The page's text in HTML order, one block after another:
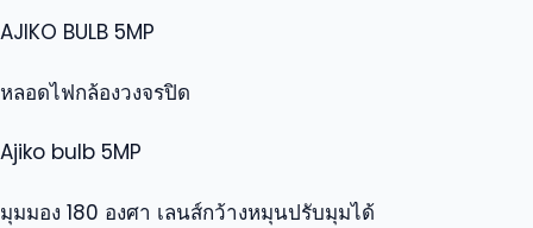
AJIKO BULB 5MP
หลอดไฟกล้องวงจรปิด
Ajiko bulb 5MP
มุมมอง 180 องศา เลนส์กว้างหมุนปรับมุมได้